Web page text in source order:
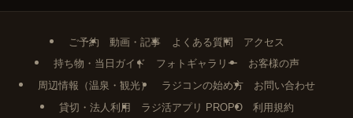
ご予約 動画・記事 よくある質問
アクセス
持ち物・当日ガイド
フォトギャラリー
お客様の声
周辺情報（温泉・観光）
ラジコンの始め方
お問い合わせ
貸切・法人利用
ラジ活アプリ PROPO 利用規約